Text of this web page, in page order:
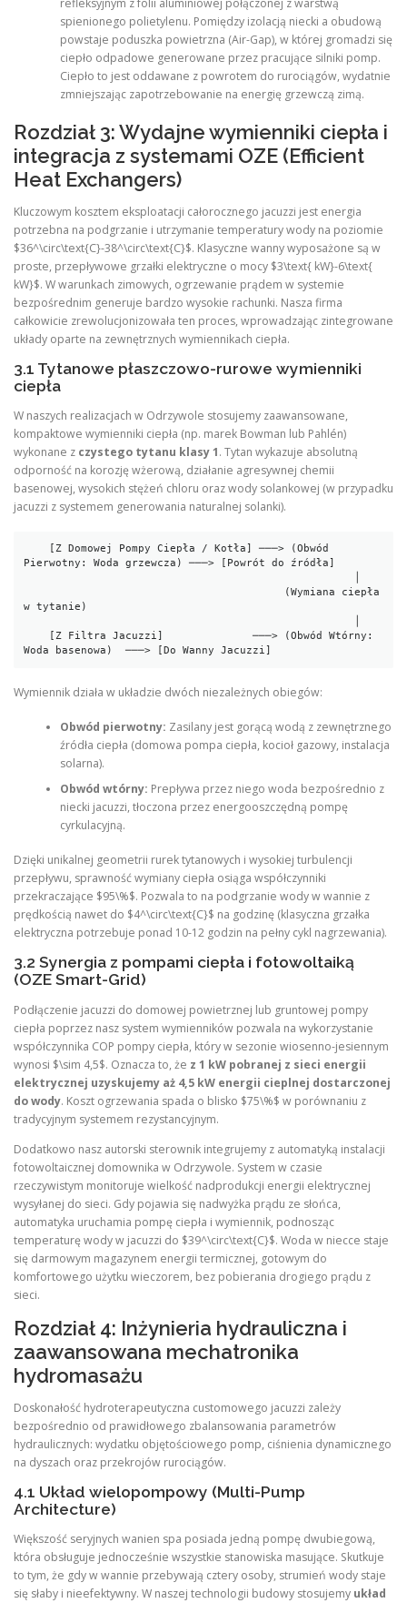
spienionego polietylenu. Pomiędzy izolacją niecki a obudową
powstaje poduszka powietrzna (Air-Gap), w której gromadzi się
ciepło odpadowe generowane przez pracujące silniki pomp.
Ciepło to jest oddawane z powrotem do rurociągów, wydatnie
zmniejszając zapotrzebowanie na energię grzewczą zimą.
Rozdział 3: Wydajne wymienniki ciepła i
integracja z systemami OZE (Efficient
Heat Exchangers)
Kluczowym kosztem eksploatacji całorocznego jacuzzi jest energia
potrzebna na podgrzanie i utrzymanie temperatury wody na poziomie
$36^\circ\text{C}-38^\circ\text{C}$. Klasyczne wanny wyposażone są w
proste, przepływowe grzałki elektryczne o mocy $3\text{ kW}-6\text{
kW}$. W warunkach zimowych, ogrzewanie prądem w systemie
bezpośrednim generuje bardzo wysokie rachunki. Nasza firma
całkowicie zrewolucjonizowała ten proces, wprowadzając zintegrowane
układy oparte na zewnętrznych wymiennikach ciepła.
3.1 Tytanowe płaszczowo-rurowe wymienniki
ciepła
W naszych realizacjach w Odrzywole stosujemy zaawansowane,
kompaktowe wymienniki ciepła (np. marek Bowman lub Pahlén)
wykonane z czystego tytanu klasy 1. Tytan wykazuje absolutną
odporność na korozję wżerową, działanie agresywnej chemii
basenowej, wysokich stężeń chloru oraz wody solankowej (w przypadku
jacuzzi z systemem generowania naturalnej solanki).
Pierwotny: Woda grzewcza) ───> [Powrót do źródła]
w tytanie)
Wymiennik działa w układzie dwóch niezależnych obiegów:
Obwód pierwotny: Zasilany jest gorącą wodą z zewnętrznego
źródła ciepła (domowa pompa ciepła, kocioł gazowy, instalacja
solarna).
Obwód wtórny: Prepływa przez niego woda bezpośrednio z
niecki jacuzzi, tłoczona przez energooszczędną pompę
cyrkulacyjną.
Dzięki unikalnej geometrii rurek tytanowych i wysokiej turbulencji
przepływu, sprawność wymiany ciepła osiąga współczynniki
przekraczające $95\%$. Pozwala to na podgrzanie wody w wannie z
prędkością nawet do $4^\circ\text{C}$ na godzinę (klasyczna grzałka
elektryczna potrzebuje ponad 10-12 godzin na pełny cykl nagrzewania).
3.2 Synergia z pompami ciepła i fotowoltaiką
(OZE Smart-Grid)
Podłączenie jacuzzi do domowej powietrznej lub gruntowej pompy
ciepła poprzez nasz system wymienników pozwala na wykorzystanie
współczynnika COP pompy ciepła, który w sezonie wiosenno-jesiennym
wynosi $\sim 4,5$. Oznacza to, że z 1 kW pobranej z sieci energii
elektrycznej uzyskujemy aż 4,5 kW energii cieplnej dostarczonej
do wody. Koszt ogrzewania spada o blisko $75\%$ w porównaniu z
tradycyjnym systemem rezystancyjnym.
Dodatkowo nasz autorski sterownik integrujemy z automatyką instalacji
fotowoltaicznej domownika w Odrzywole. System w czasie
rzeczywistym monitoruje wielkość nadprodukcji energii elektrycznej
wysyłanej do sieci. Gdy pojawia się nadwyżka prądu ze słońca,
automatyka uruchamia pompę ciepła i wymiennik, podnosząc
temperaturę wody w jacuzzi do $39^\circ\text{C}$. Woda w niecce staje
się darmowym magazynem energii termicznej, gotowym do
komfortowego użytku wieczorem, bez pobierania drogiego prądu z
sieci.
Rozdział 4: Inżynieria hydrauliczna i
zaawansowana mechatronika
hydromasażu
Doskonałość hydroterapeutyczna customowego jacuzzi zależy
bezpośrednio od prawidłowego zbalansowania parametrów
hydraulicznych: wydatku objętościowego pomp, ciśnienia dynamicznego
na dyszach oraz przekrojów rurociągów.
4.1 Układ wielopompowy (Multi-Pump
Architecture)
Większość seryjnych wanien spa posiada jedną pompę dwubiegową,
która obsługuje jednocześnie wszystkie stanowiska masujące. Skutkuje
to tym, że gdy w wannie przebywają cztery osoby, strumień wody staje
się słaby i nieefektywny. W naszej technologii budowy stosujemy układ